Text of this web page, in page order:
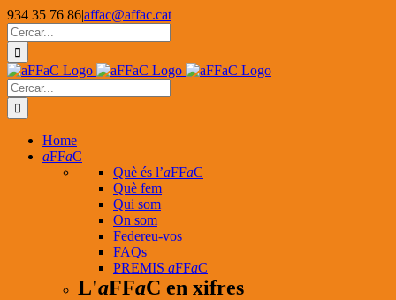
Skip
to
content
934 35 76 86|affac@affac.cat
Facebook
X
YouTube
Cerca
…
Cerca
…
Home
aFFaC
Què és l’aFFaC
Què fem
Qui som
On som
Federeu-vos
FAQs
PREMIS aFFaC
L'aFFaC en xifres